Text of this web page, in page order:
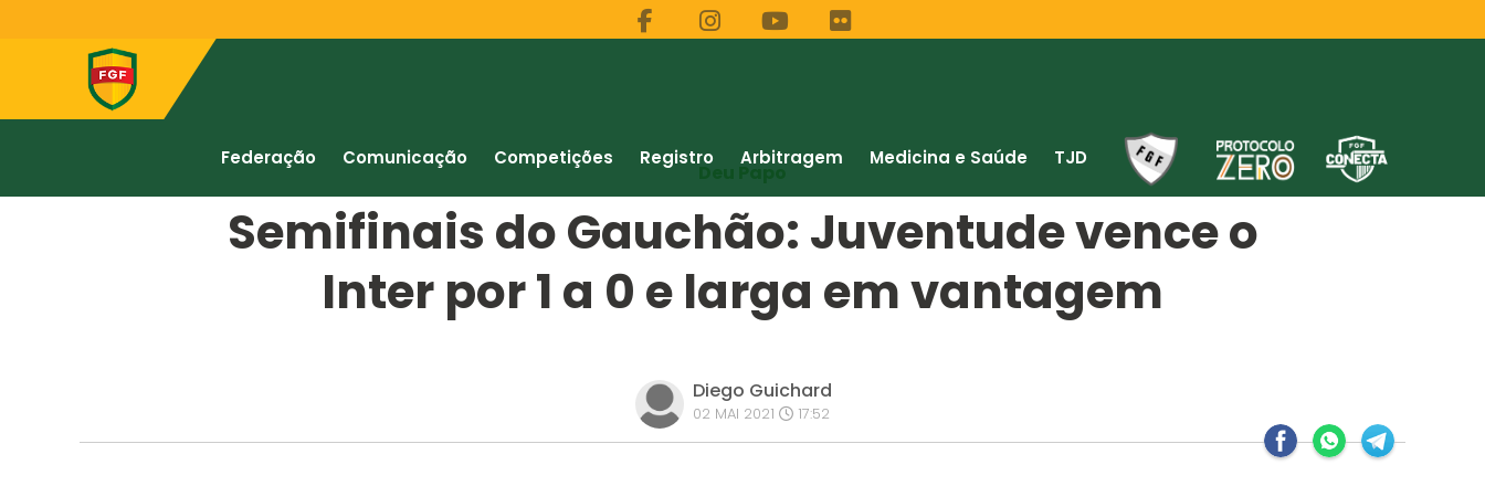
Federação Comunicação Competições Registro Arbitragem Medicina e Saúde TJD
Semifinais do Gauchão: Juventude vence o
Inter por 1 a 0 e larga em vantagem
Diego Guichard
02 MAI 2021 17:52